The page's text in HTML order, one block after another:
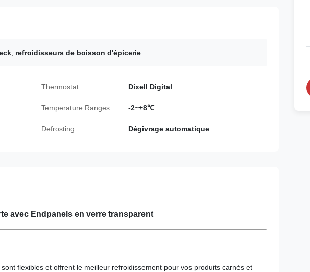
refroidisseurs de boisson d'épicerie
Thermostat: Dixell Digital
Temperature Ranges: -2~+8℃
Defrosting: Dégivrage automatique
avec Endpanels en verre transparent
flexibles et offrent le meilleur refroidissement pour vos produits carnés et